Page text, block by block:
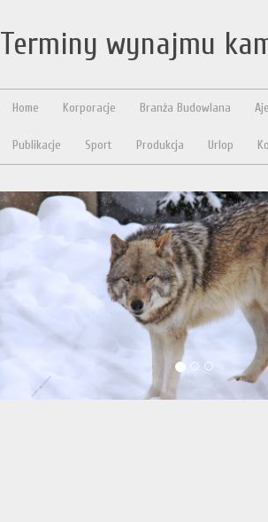
Terminy wynajmu
Home Korporacje Branża Budowlana
Publikacje Sport Produkcja Urlop